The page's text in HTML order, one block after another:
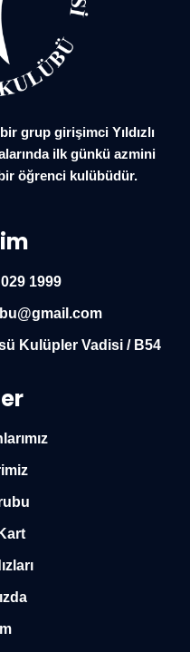
grup girişimci Yıldızlı
ilk günkü azmini
öğrenci kulübüdür.
1999
Kulüpler Vadisi / B54